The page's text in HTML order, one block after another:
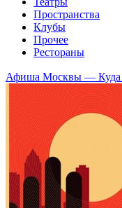
Пространства
Клубы
Прочее
Рестораны
Афиша Москвы — Куда